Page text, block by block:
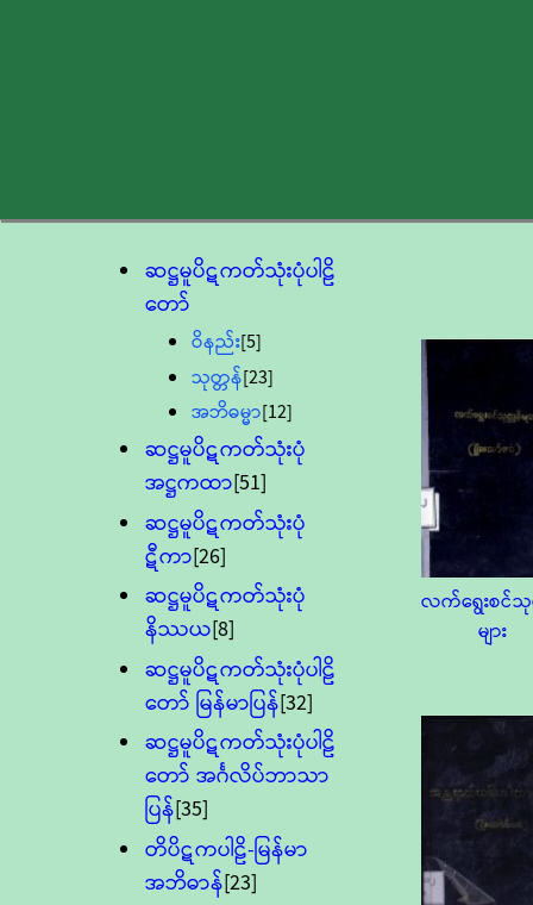
ဆဋ္ဌမူပိဋကတ်သုံးပုံပါဠိ
တော်
ဝိနည်း[5]
သုတ္တန်[23]
အဘိဓမ္မာ[12]
ဆဋ္ဌမူပိဋကတ်သုံးပုံ
အဋ္ဌကထာ[51]
ဆဋ္ဌမူပိဋကတ်သုံးပုံ
ဋီကာ[26]
ဆဋ္ဌမူပိဋကတ်သုံးပုံ
နိဿယ[8]
ဆဋ္ဌမူပိဋကတ်သုံးပုံပါဠိ
တော် မြန်မာပြန်[32]
ဆဋ္ဌမူပိဋကတ်သုံးပုံပါဠိ
တော် အင်္ဂလိပ်ဘာသာ
ပြန်[35]
တိပိဋကပါဠိ-မြန်မာ
အဘိဓာန်[23]
လက်ရွေးစင်သု
များ